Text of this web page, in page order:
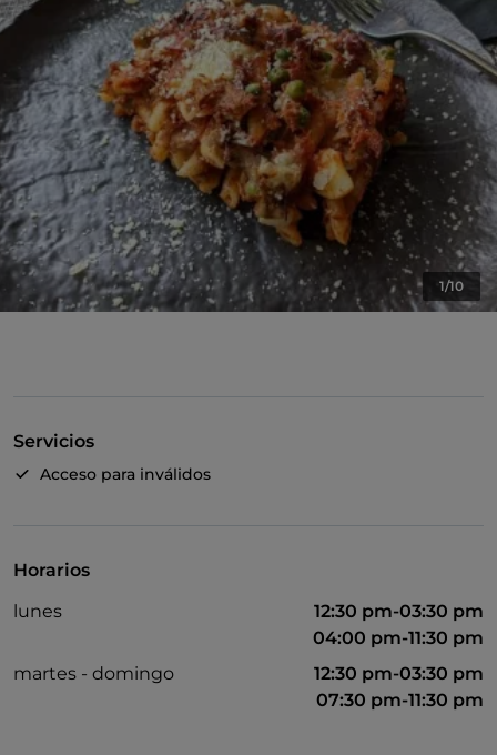
1/10
Servicios
Acceso para inválidos
Horarios
lunes
12:30 pm-03:30 pm
04:00 pm-11:30 pm
martes - domingo
12:30 pm-03:30 pm
07:30 pm-11:30 pm